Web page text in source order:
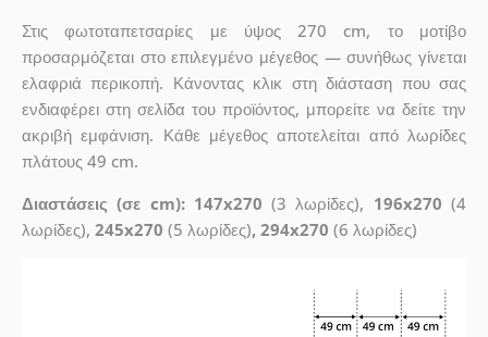
Στις φωτοταπετσαρίες με ύψος 270 cm, το μοτίβο
προσαρμόζεται στο επιλεγμένο μέγεθος — συνήθως γίνεται
ελαφριά περικοπή. Κάνοντας κλικ στη διάσταση που σας
ενδιαφέρει στη σελίδα του προϊόντος, μπορείτε να δείτε την
ακριβή εμφάνιση. Κάθε μέγεθος αποτελείται από λωρίδες
πλάτους 49 cm.
Διαστάσεις (σε cm): 147x270 (3 λωρίδες), 196x270 (4
λωρίδες), 245x270 (5 λωρίδες), 294x270 (6 λωρίδες)